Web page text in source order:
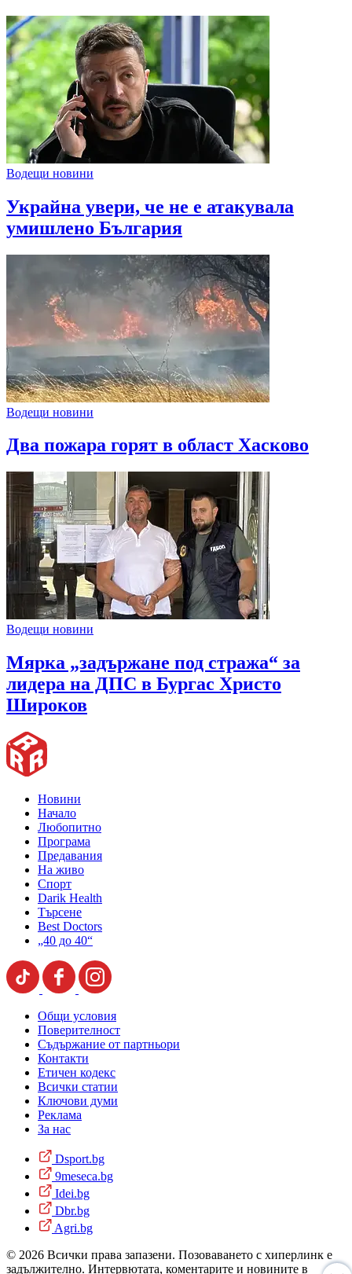
Водещи новини
Украйна увери, че не е атакувала
умишлено България
Водещи новини
Два пожара горят в област Хасково
Водещи новини
Мярка „задържане под стража“ за
лидера на ДПС в Бургас Христо
Широков
Новини
Начало
Любопитно
Програма
Предавания
На живо
Спорт
Darik Health
Търсене
Best Doctors
„40 до 40“
Общи условия
Поверителност
Съдържание от партньори
Контакти
Етичен кодекс
Всички статии
Ключови думи
Реклама
За нас
Dsport.bg
9meseca.bg
Idei.bg
Dbr.bg
Agri.bg
© 2026 Всички права запазени. Позоваването с хиперлинк е
задължително. Интервютата, коментарите и новините в